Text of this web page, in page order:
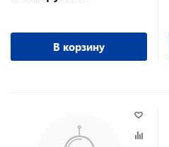
В корзину